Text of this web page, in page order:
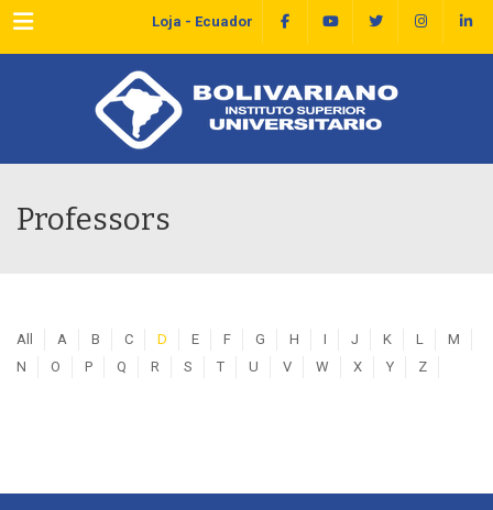
Menu Loja - Ecuador
Professors
All A B C D E F G H I J K L
M
N
O P Q R S T U V W X Y Z